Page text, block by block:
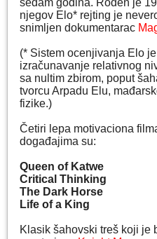
sedam godina. Rođen je
njegov Elo* rejting je
snimljen dokumentarac
(* Sistem ocenjivanja Elo
izračunavanje relativnog
sa nultim zbirom, poput
tvorcu Arpadu Elu,
fizike.)
Četiri lepa motivaciona
događajima su:
Queen of Katwe
Critical Thinking
The Dark Horse
Life of a King
Klasik šahovski treš koji je